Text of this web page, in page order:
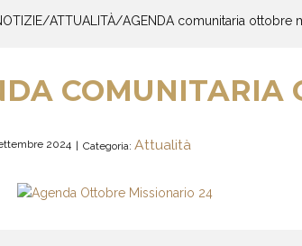
/ATTUALITÀ/AGENDA comunitaria ottobre
COMUNITARIA
2024 Categoria: Attualità